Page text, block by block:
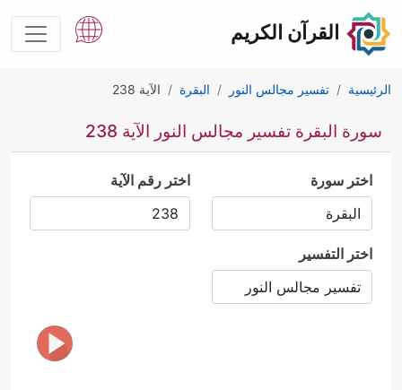
القرآن الكريم
الرئيسية تفسير مجالس النور البقرة الآية 238
سورة البقرة تفسير مجالس النور الآية 238
اختر سورة اختر رقم الآية
اختر التفسير